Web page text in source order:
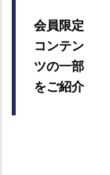
会員限定
コンテン
ツの一部
をご紹介